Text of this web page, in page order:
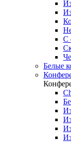
С
Белые